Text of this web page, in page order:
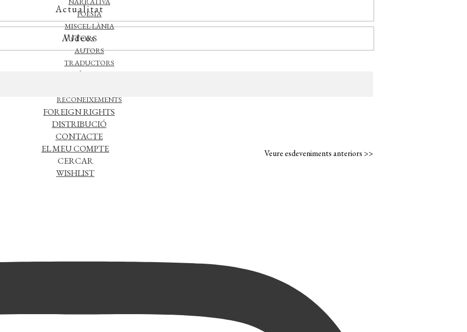
POESIA
MISCEL·LÀNIA
AUTORS
AUTORS
TRADUCTORS
NOTÍCIES
RECONEIXEMENTS
FOREIGN RIGHTS
DISTRIBUCIÓ
CONTACTE
EL MEU COMPTE
CERCAR
WISHLIST
Actualitat
Vídeos
Veure esdeveniments anteriors >>